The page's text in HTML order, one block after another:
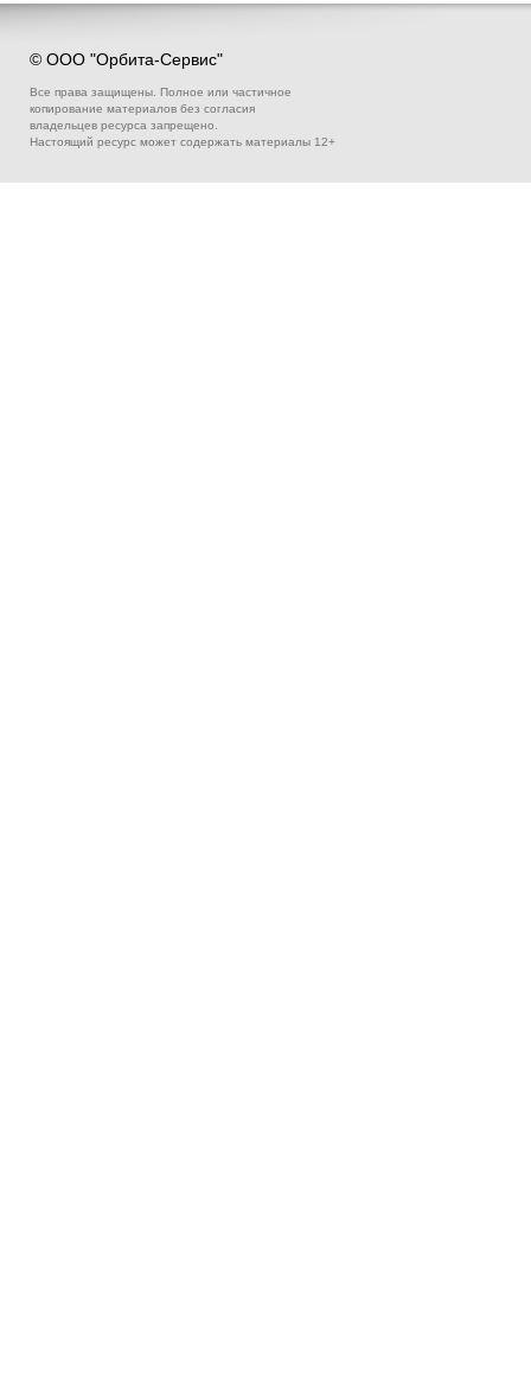
© ООО "Орбита-Сервис"
Все права защищены. Полное или частичное
копирование материалов без согласия
владельцев ресурса запрещено.
Настоящий ресурс может содержать материалы 12+